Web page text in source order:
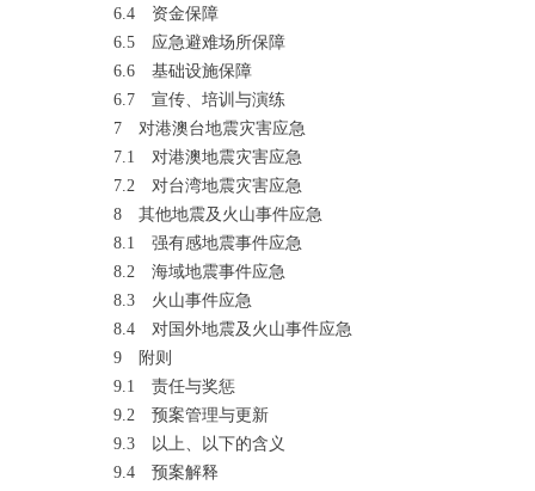
6.4
资金保障
6.5
应急避难场所保障
6.6
基础设施保障
6.7
宣传、培训与演练
7 对港澳台地震灾害应急
7.1
对港澳地震灾害应急
7.2
对台湾地震灾害应急
8 其他地震及火山事件应急
8.1
强有感地震事件应急
8.2
海域地震事件应急
8.3
火山事件应急
8.4
对国外地震及火山事件应急
9 附则
9.1
责任与奖惩
9.2
预案管理与更新
9.3
以上、以下的含义
9.4
预案解释